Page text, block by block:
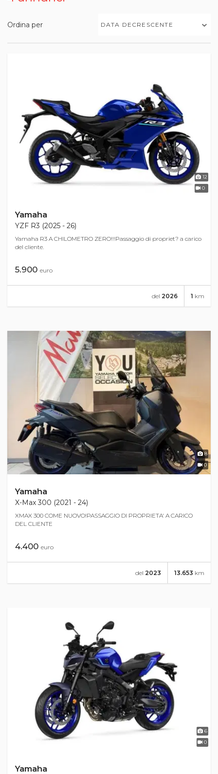
Ordina per DATA DECRESCENTE
12
0
Yamaha
YZF R3 (2025 - 26)
Yamaha R3 A CHILOMETRO ZERO!!!Passaggio di propriet? a carico
del cliente.
5.900 euro
1 km
del 2026
8
0
Yamaha
X-Max 300 (2021 - 24)
XMAX 300 COME NUOVO!PASSAGGIO DI PROPRIETA' A CARICO
DEL CLIENTE
4.400 euro
13.653 km
del 2023
6
0
Yamaha